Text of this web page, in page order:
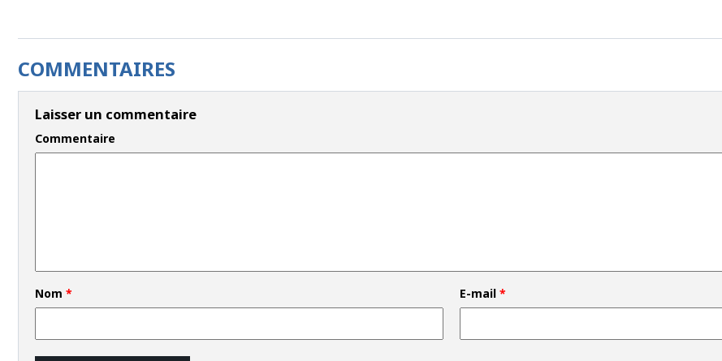
COMMENTAIRES
Laisser un commentaire
Commentaire
Nom * E-mail*